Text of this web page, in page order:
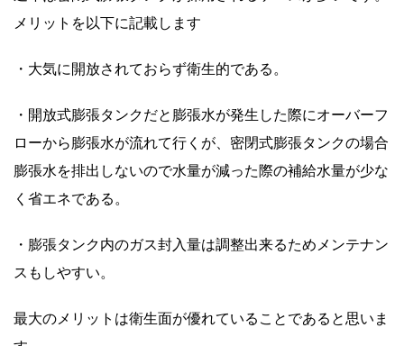
メリットを以下に記載します
・大気に開放されておらず衛生的である。
・開放式膨張タンクだと膨張水が発生した際にオーバーフ
ローから膨張水が流れて行くが、密閉式膨張タンクの場合
膨張水を排出しないので水量が減った際の補給水量が少な
く省エネである。
・膨張タンク内のガス封入量は調整出来るためメンテナン
スもしやすい。
最大のメリットは衛生面が優れていることであると思いま